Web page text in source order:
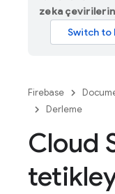
zeka
Firebase
Derleme
Cloud